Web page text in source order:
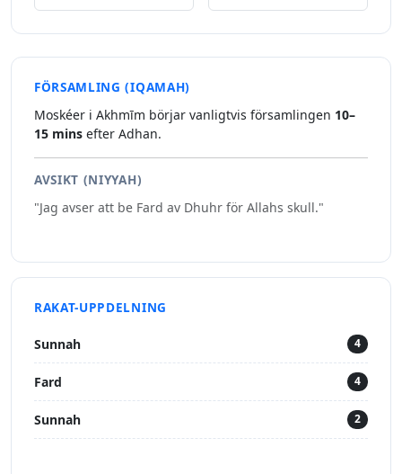
FÖRSAMLING (IQAMAH)
Moskéer i Akhmīm börjar vanligtvis församlingen 10–
15 mins efter Adhan.
AVSIKT (NIYYAH)
"Jag avser att be Fard av Dhuhr för Allahs skull."
RAKAT-UPPDELNING
Sunnah 4
Fard 4
Sunnah 2